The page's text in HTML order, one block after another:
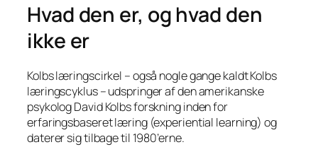
Hvad den er, og hvad den
ikke er
Kolbs læringscirkel – også nogle gange kaldt Kolbs
læringscyklus – udspringer af den amerikanske
psykolog David Kolbs forskning inden for
erfaringsbaseret læring (experiential learning) og
daterer sig tilbage til 1980’erne.